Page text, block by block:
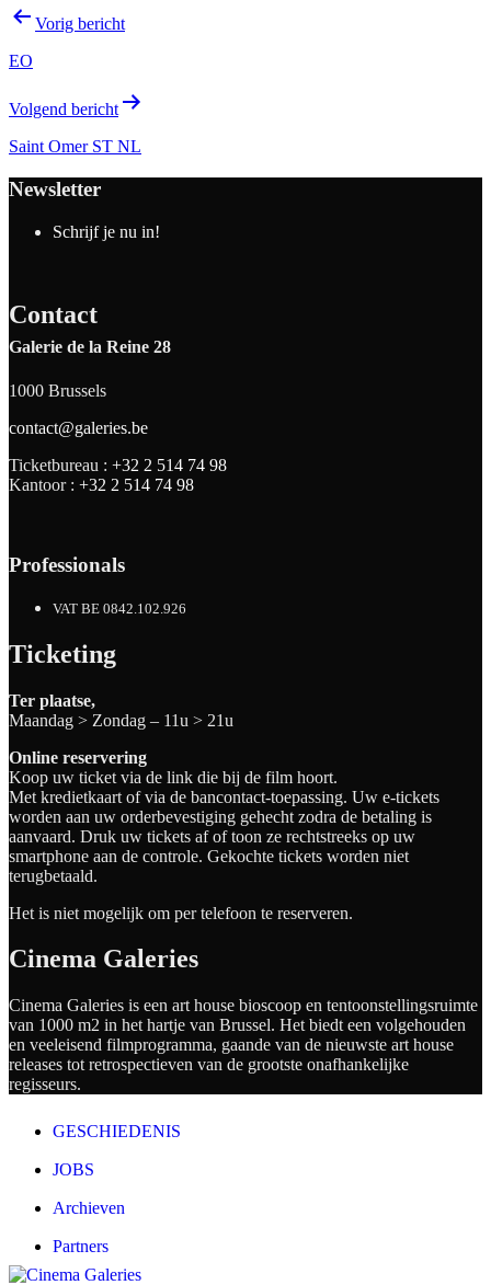
Vorig bericht
EO
Volgend bericht
Saint Omer ST NL
Newsletter
Schrijf je nu in!
Contact
Galerie de la Reine 28
1000 Brussels
contact@galeries.be
Ticketbureau : +32 2 514 74 98
Kantoor : +32 2 514 74 98
Professionals
VAT BE 0842.102.926
Ticketing
Ter plaatse,
Maandag > Zondag – 11u > 21u
Online reservering
Koop uw ticket via de link die bij de film hoort.
Met kredietkaart of via de bancontact-toepassing. Uw e-tickets
worden aan uw orderbevestiging gehecht zodra de betaling is
aanvaard. Druk uw tickets af of toon ze rechtstreeks op uw
smartphone aan de controle. Gekochte tickets worden niet
terugbetaald.
Het is niet mogelijk om per telefoon te reserveren.
Cinema Galeries
Cinema Galeries is een art house bioscoop en tentoonstellingsruimte
van 1000 m2 in het hartje van Brussel. Het biedt een volgehouden
en veeleisend filmprogramma, gaande van de nieuwste art house
releases tot retrospectieven van de grootste onafhankelijke
regisseurs.
GESCHIEDENIS
JOBS
Archieven
Partners